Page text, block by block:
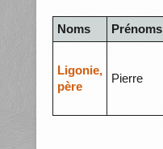
Noms Prénoms
Ligonie,
père
Pierre